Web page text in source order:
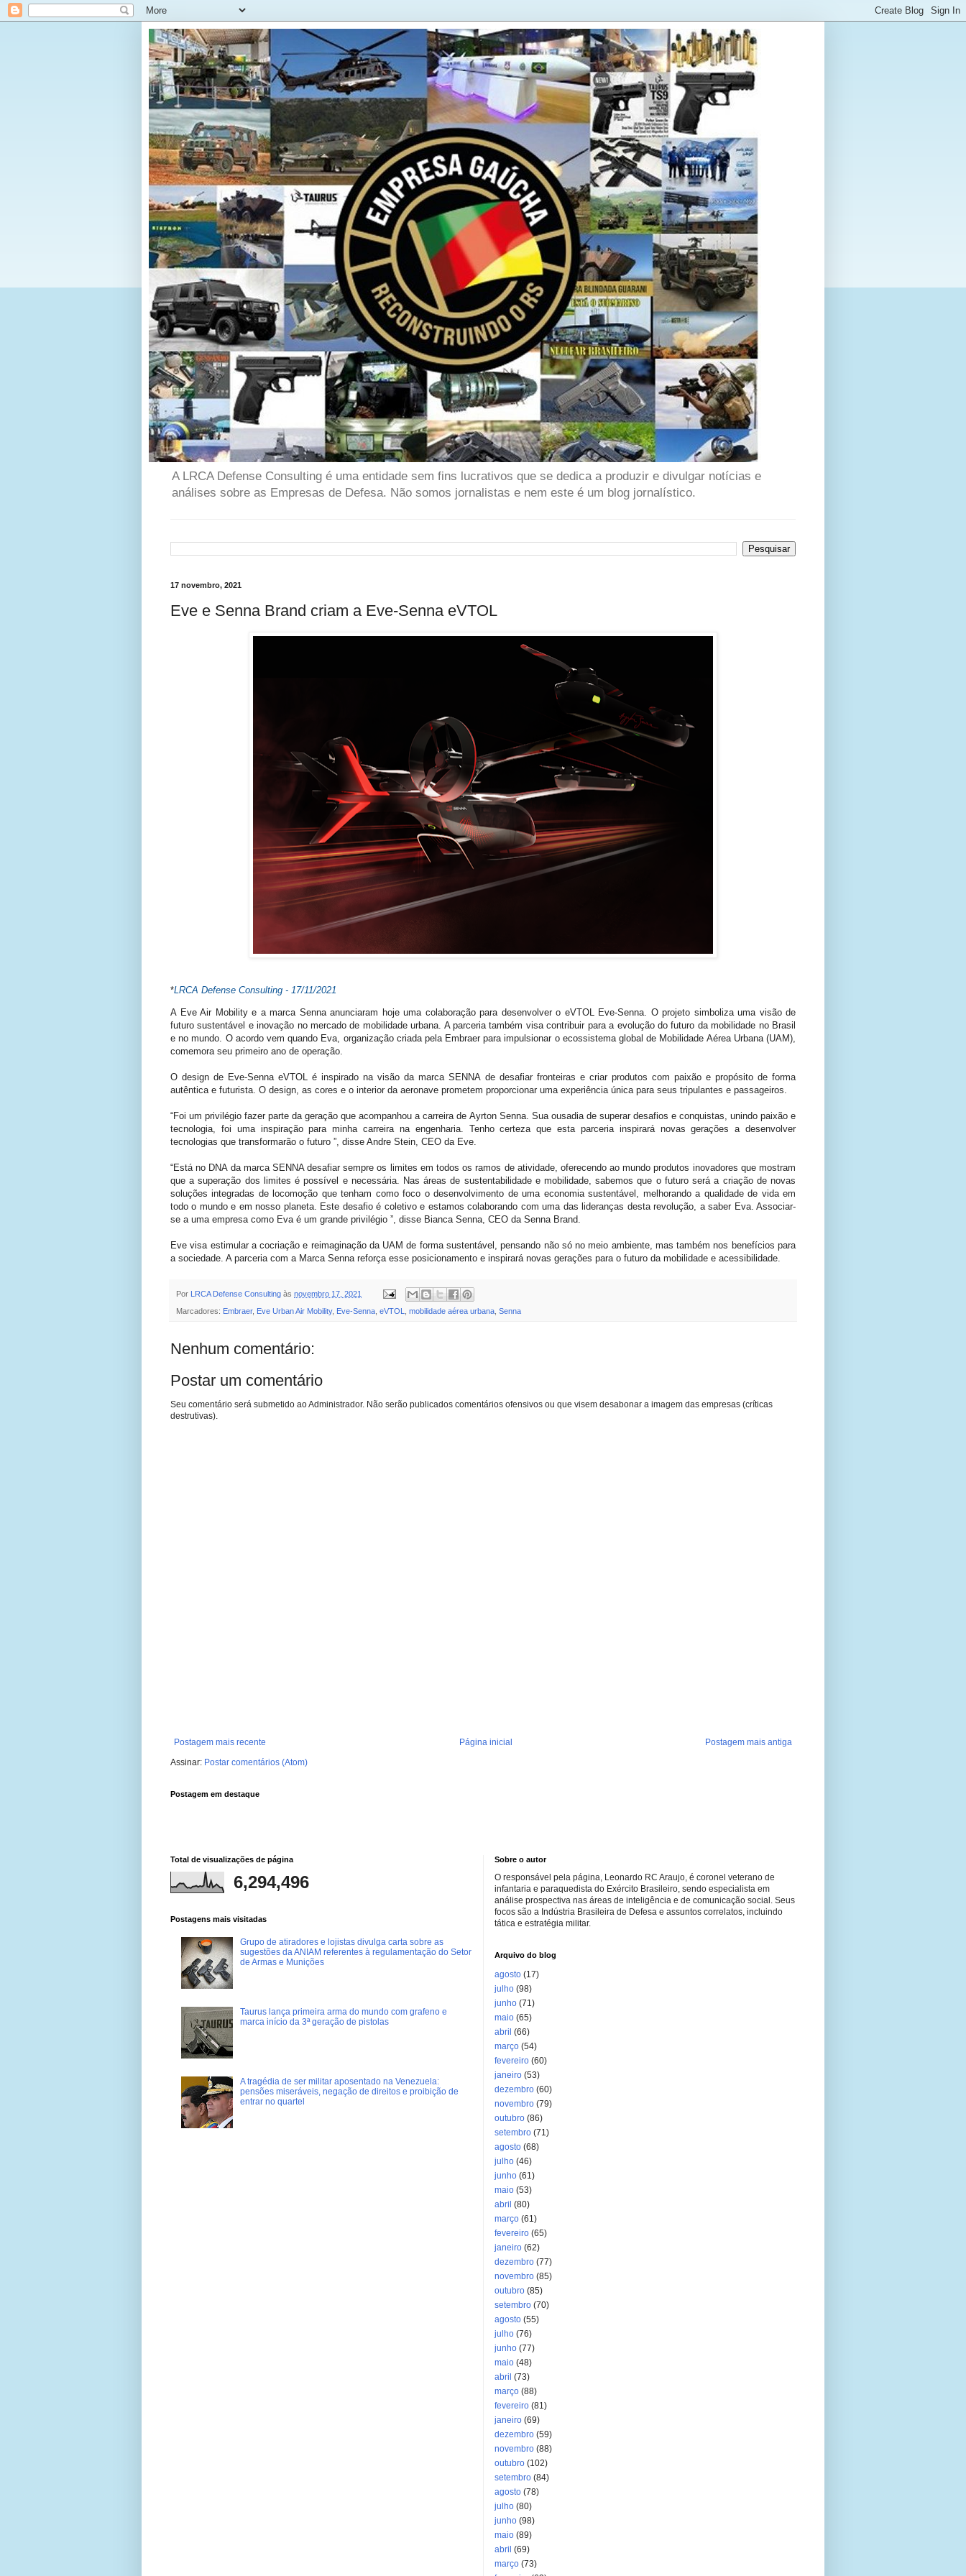
A LRCA Defense Consulting é uma entidade sem fins lucrativos que se dedica a produzir e divulgar notícias e
análises sobre as Empresas de Defesa. Não somos jornalistas e nem este é um blog jornalístico.
17 novembro, 2021
Eve e Senna Brand criam a Eve-Senna eVTOL
*LRCA Defense Consulting - 17/11/2021
A Eve Air Mobility e a marca Senna anunciaram hoje uma colaboração para desenvolver o eVTOL Eve-Senna. O projeto simboliza uma visão de
futuro sustentável e inovação no mercado de mobilidade urbana. A parceria também visa contribuir para a evolução do futuro da mobilidade no Brasil
e no mundo. O acordo vem quando Eva, organização criada pela Embraer para impulsionar o ecossistema global de Mobilidade Aérea Urbana (UAM),
comemora seu primeiro ano de operação.
O design de Eve-Senna eVTOL é inspirado na visão da marca SENNA de desafiar fronteiras e criar produtos com paixão e propósito de forma
autêntica e futurista. O design, as cores e o interior da aeronave prometem proporcionar uma experiência única para seus tripulantes e passageiros.
“Foi um privilégio fazer parte da geração que acompanhou a carreira de Ayrton Senna. Sua ousadia de superar desafios e conquistas, unindo paixão e
tecnologia, foi uma inspiração para minha carreira na engenharia. Tenho certeza que esta parceria inspirará novas gerações a desenvolver
tecnologias que transformarão o futuro ”, disse Andre Stein, CEO da Eve.
“Está no DNA da marca SENNA desafiar sempre os limites em todos os ramos de atividade, oferecendo ao mundo produtos inovadores que mostram
que a superação dos limites é possível e necessária. Nas áreas de sustentabilidade e mobilidade, sabemos que o futuro será a criação de novas
soluções integradas de locomoção que tenham como foco o desenvolvimento de uma economia sustentável, melhorando a qualidade de vida em
todo o mundo e em nosso planeta. Este desafio é coletivo e estamos colaborando com uma das lideranças desta revolução, a saber Eva. Associar-
se a uma empresa como Eva é um grande privilégio ”, disse Bianca Senna, CEO da Senna Brand.
Eve visa estimular a cocriação e reimaginação da UAM de forma sustentável, pensando não só no meio ambiente, mas também nos benefícios para
a sociedade. A parceria com a Marca Senna reforça esse posicionamento e inspirará novas gerações para o futuro da mobilidade e acessibilidade.
Por LRCA Defense Consulting às novembro 17, 2021
Marcadores: Embraer, Eve Urban Air Mobility, Eve-Senna eVTOL mobilidade aérea urbana Senna
Nenhum comentário:
Postar um comentário
Seu comentário será submetido ao Administrador. Não serão publicados comentários ofensivos ou que visem desabonar a imagem das empresas (críticas
destrutivas).
Postagem mais recente Postagem mais antiga
Página inicial
Assinar: Postar comentários (Atom)
Postagem em destaque
Total de visualizações de página
6,294,496
Postagens mais visitadas
Grupo de atiradores e lojistas divulga carta sobre as
sugestões da ANIAM referentes à regulamentação do Setor
de Armas e Munições
Taurus lança primeira arma do mundo com grafeno e
marca início da 3ª geração de pistolas
A tragédia de ser militar aposentado na Venezuela:
pensões miseráveis, negação de direitos e proibição de
entrar no quartel
Sobre o autor
O responsável pela página, Leonardo RC Araujo, é coronel veterano de
infantaria e paraquedista do Exército Brasileiro, sendo especialista em
análise prospectiva nas áreas de inteligência e de comunicação social. Seus
focos são a Indústria Brasileira de Defesa e assuntos correlatos, incluindo
tática e estratégia militar.
Arquivo do blog
agosto (17)
julho (98)
junho (71)
maio (65)
abril (66)
março (54)
fevereiro (60)
janeiro (53)
dezembro (60)
novembro (79)
outubro (86)
setembro (71)
agosto (68)
julho (46)
junho (61)
maio (53)
abril (80)
março (61)
fevereiro (65)
janeiro (62)
dezembro (77)
novembro (85)
outubro (85)
setembro (70)
agosto (55)
julho (76)
junho (77)
maio (48)
abril (73)
março (88)
fevereiro (81)
janeiro (69)
dezembro (59)
novembro (88)
outubro (102)
setembro (84)
agosto (78)
julho (80)
junho (98)
maio (89)
abril (69)
março (73)